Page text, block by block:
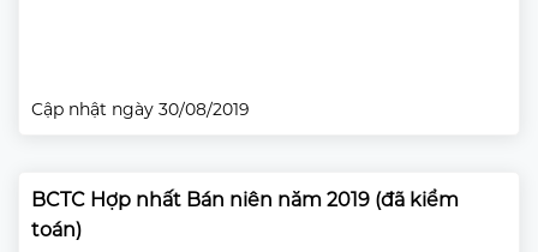
Cập nhật ngày 30/08/2019
BCTC Hợp nhất Bán niên năm 2019 (đã kiểm
toán)